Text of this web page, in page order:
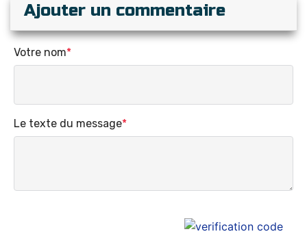
Ajouter un commentaire
Votre nom*
Le texte du message*